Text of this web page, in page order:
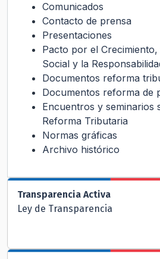
Comunicados
Contacto de prensa
Presentaciones
Pacto por el
Social y la
Documentos reforma
Documentos reforma de
Encuentros y seminarios
Reforma Tributaria
Normas gráficas
Archivo histórico
Transparencia Activa
Ley de Transparencia